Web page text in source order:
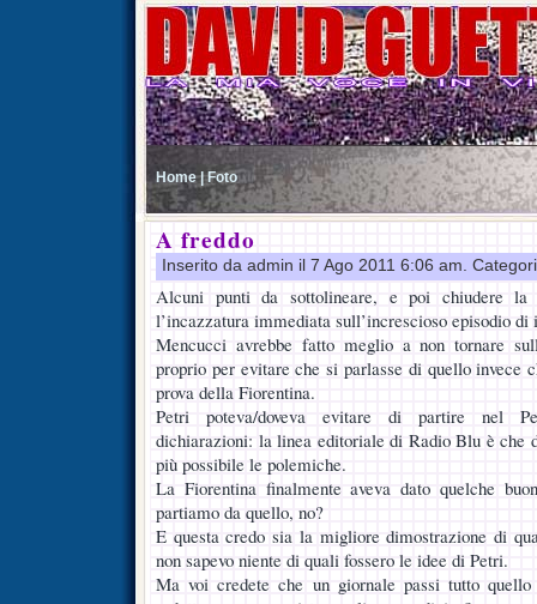
Home | Foto
A freddo
Inserito da admin il 7 Ago 2011 6:06 am.
Alcuni punti da sottolineare, e poi chiudere la
l’incazzatura immediata sull’increscioso episodio di
Mencucci avrebbe fatto meglio a non tornare
proprio per evitare che si parlasse di quello invece
prova della Fiorentina.
Petri poteva/doveva evitare di partire nel
dichiarazioni: la linea editoriale di Radio Blu è che
più possibile le polemiche.
La Fiorentina finalmente aveva dato quelche
partiamo da quello, no?
E questa credo sia la migliore dimostrazione di
non sapevo niente di quali fossero le idee di Petri.
Ma voi credete che un giornale passi tutto